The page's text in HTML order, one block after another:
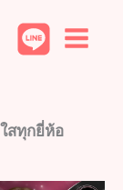
สทุกยี่ห้อ
2
o
o
p
d